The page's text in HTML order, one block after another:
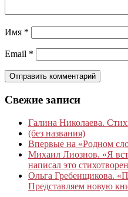
Имя *
Email *
Свежие записи
Галина Николаева.
(без названия)
Впервые на «Родном
Михаил Лиознов. «Я
написал это
Ольга Гребенщикова.
Представляем новую